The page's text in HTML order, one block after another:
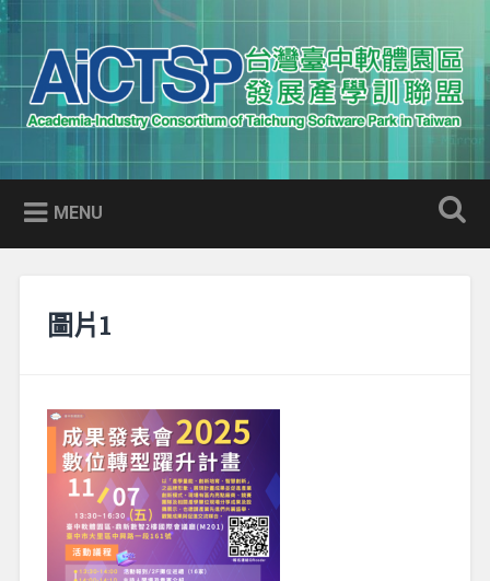
Skip
to
content
Search
AICTSP 台灣臺中軟體園區發展
產學訓聯盟
Academia-Industry Consortium of Taichung Software Park
in Taiwan
MENU
圖片1